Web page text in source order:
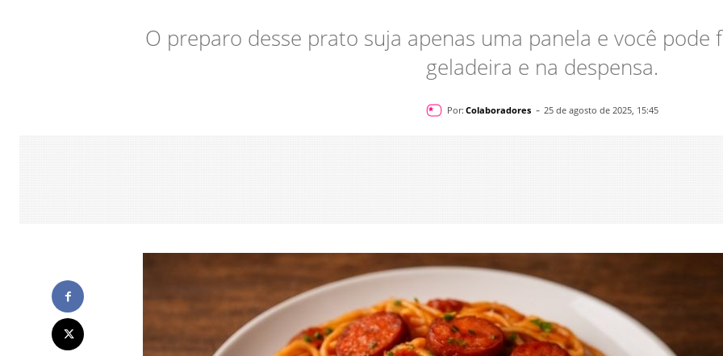
O preparo desse prato suja apenas uma panela e você pode
geladeira e na despensa.
Por: Colaboradores - 25 de agosto de 2025, 15:45